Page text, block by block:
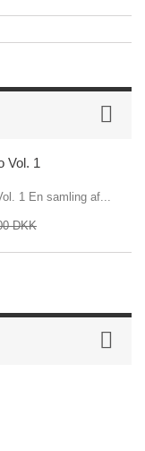
Vol. 1
1 En samling af...
DKK